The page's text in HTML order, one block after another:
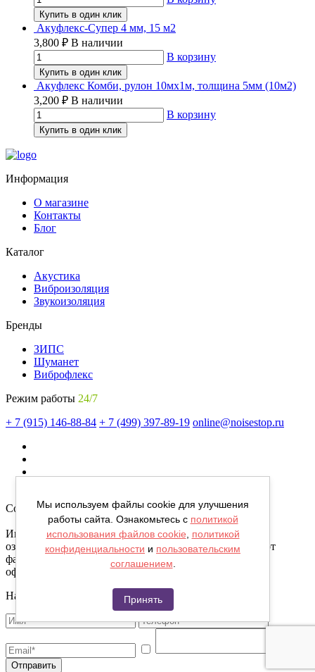
Купить в один клик
Акуфлекс-Супер 4 мм, 15 м2
3,800 ₽ В наличии
В корзину
Купить в один клик
Акуфлекс Комби, рулон 10мх1м, толщина 5мм (10м2)
3,200 ₽ В наличии
В корзину
Купить в один клик
Информация
О магазине
Контакты
Блог
Каталог
Акустика
Виброизоляция
Звукоизоляция
Бренды
ЗИПС
Шуманет
Виброфлекс
Режим работы 24/7
+ 7 (915) 146-88-84 + 7 (499) 397-89-19 online@noisestop.ru
Copyright © noisestop.ru 2026.
Информация о товарах на сайте приведена в целях
ознакомленияя. Фотографии, цвета могут отличаться от
фактических характеристик и не являются публичной
офертой.
Напишите нам сообщение
Отправить
Мы используем файлы cookie для улучшения
работы сайта. Ознакомьтесь с политикой
использования файлов cookie
политикой
конфиденциальности и пользовательским
соглашением
Принять